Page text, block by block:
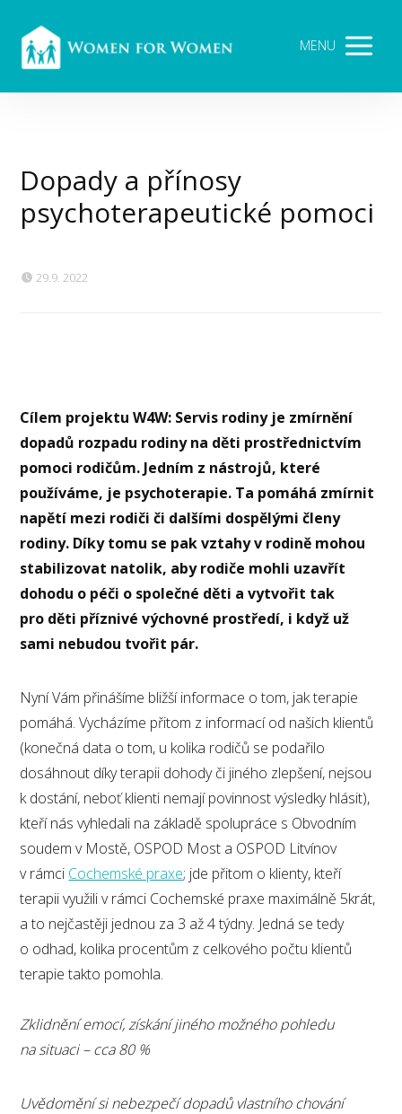
MENU
Dopady a přínosy
psychoterapeutické pomoci
29.9. 2022
Cílem projektu W4W: Servis rodiny je zmírnění
dopadů rozpadu rodiny na děti prostřednictvím
pomoci rodičům. Jedním z nástrojů, které
používáme, je psychoterapie. Ta pomáhá zmírnit
napětí mezi rodiči či dalšími dospělými členy
rodiny. Díky tomu se pak vztahy v rodině mohou
stabilizovat natolik, aby rodiče mohli uzavřít
dohodu o péči o společné děti a vytvořit tak
pro děti příznivé výchovné prostředí, i když už
sami nebudou tvořit pár.
Nyní Vám přinášíme bližší informace o tom, jak terapie
pomáhá. Vycházíme přitom z informací od našich klientů
(konečná data o tom, u kolika rodičů se podařilo
dosáhnout díky terapii dohody či jiného zlepšení, nejsou
k dostání, neboť klienti nemají povinnost výsledky hlásit),
kteří nás vyhledali na základě spolupráce s Obvodním
soudem v Mostě, OSPOD Most a OSPOD Litvínov
v rámci Cochemské praxe; jde přitom o klienty, kteří
terapii využili v rámci Cochemské praxe maximálně 5krát,
a to nejčastěji jednou za 3 až 4 týdny. Jedná se tedy
o odhad, kolika procentům z celkového počtu klientů
terapie takto pomohla.
Zklidnění emocí, získání jiného možného pohledu
na situaci – cca 80 %
Uvědomění si nebezpečí dopadů vlastního chování